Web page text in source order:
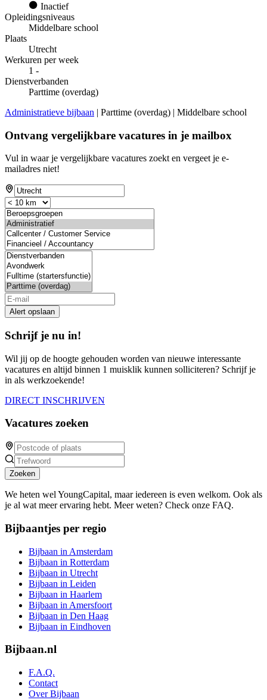
Inactief
Opleidingsniveaus
Middelbare school
Plaats
Utrecht
Werkuren per week
1 -
Dienstverbanden
Parttime (overdag)
Administratieve bijbaan | Parttime (overdag) | Middelbare school
Ontvang vergelijkbare vacatures in je mailbox
Vul in waar je vergelijkbare vacatures zoekt en vergeet je e-
mailadres niet!
If
you
are
a
human,
ignore
this
field
Alert opslaan
Schrijf je nu in!
Wil jij op de hoogte gehouden worden van nieuwe interessante
vacatures en altijd binnen 1 muisklik kunnen solliciteren? Schrijf je
in als werkzoekende!
DIRECT INSCHRIJVEN
Vacatures zoeken
Zoeken
We heten wel YoungCapital, maar iedereen is even welkom. Ook als
je al wat meer ervaring hebt. Meer weten? Check onze FAQ.
Bijbaantjes per regio
Bijbaan in Amsterdam
Bijbaan in Rotterdam
Bijbaan in Utrecht
Bijbaan in Leiden
Bijbaan in Haarlem
Bijbaan in Amersfoort
Bijbaan in Den Haag
Bijbaan in Eindhoven
Bijbaan.nl
F.A.Q.
Contact
Over Bijbaan